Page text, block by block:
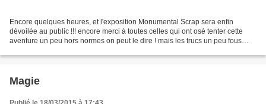
Encore quelques heures, et l'exposition Monumental Scrap sera enfin
dévoilée au public !!! encore merci à toutes celles qui ont osé tenter cette
aventure un peu hors normes on peut le dire ! mais les trucs un peu fous
Magie